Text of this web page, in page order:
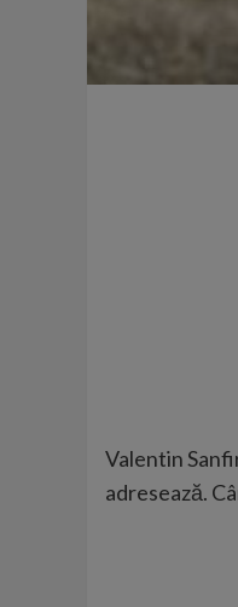
Valentin
adresează.